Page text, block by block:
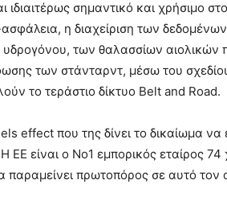
σημαντικό και χρήσιμο
η διαχείριση των
των θαλασσίων αιολικών
των στάνταρντ, μέσω του
το τεράστιο δίκτυο Belt and Road.
effect που της δίνει το δικαίωμα να
είναι ο Νο1 εμπορικός εταίρος
πρωτοπόρος σε αυτό τον